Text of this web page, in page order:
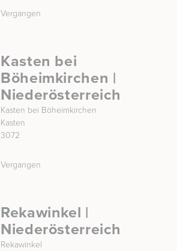
Vergangen
Kasten bei
Böheimkirchen |
Niederösterreich
Kasten bei Böheimkirchen
Kasten
3072
Vergangen
Rekawinkel |
Niederösterreich
Rekawinkel